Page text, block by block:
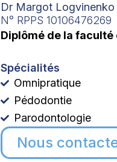
Dr Margot Logvinenko
N° RPPS 10106476269
Diplômé de la
Spécialités
Omnipratique
Pédodontie
Parodontologie
Nous